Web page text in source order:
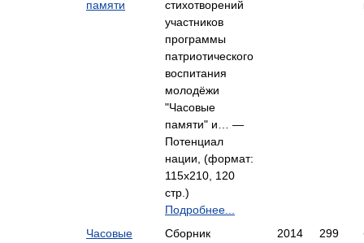
памяти
стихотворений
участников
программы
патриотического
воспитания
молодёжи
"Часовые
памяти" и… —
Потенциал
нации, (формат:
115x210, 120
стр.)
Подробнее...
Часовые
Сборник
2014 299